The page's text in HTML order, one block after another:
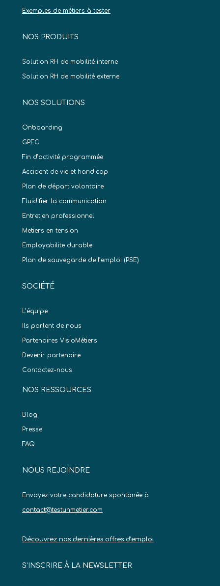
Exemples de métiers à tester
NOS PRODUITS
Solution RH de mobilité interne
Solution RH de mobilité externe
NOS SOLUTIONS
Onboarding
GPEC
Fin d’activité programmée
Accident de vie et handicap
Plan de départ volontaire
Fluidifier la communication
Entretien professionnel
Metiers en tension
Employabilite durable
Plan de sauvegarde de l’emploi (PSE)
SOCIÉTÉ
L’équipe
Ils parlent de nous
Partenaires VisioMétiers
Devenir partenaire
Contactez-nous
NOS RESSOURCES
Blog
Presse
FAQ
NOUS REJOINDRE
Envoyez votre candidature spontanée à
contact@testunmetier.com
Découvrez nos dernières offres d’emploi
S’INSCRIRE À LA NEWSLETTER